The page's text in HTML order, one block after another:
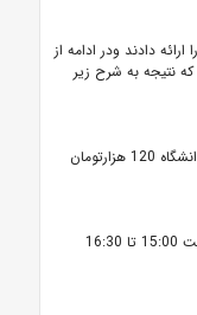
دادند ودر ادامه از
نتیجه به شرح زیر
پس از بحث و بررسی، زمان تشکیل جلسه از ساعت 15:00 تا 16:30